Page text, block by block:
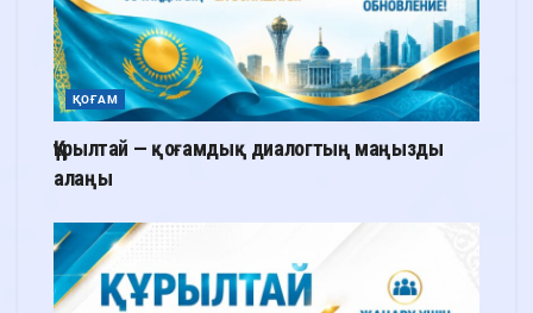
ҚОҒАМ
Құрылтай — қоғамдық диалогтың маңызды
алаңы